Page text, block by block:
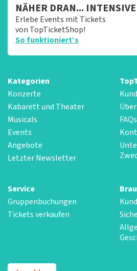
NÄHER DRAN...
Erlebe Events mit Tickets
von TopTicketShop!
So funktioniert‘s
Kategorien
Konzerte
Kabarett und Theater
Musicals
Events
Angebote
Letzter Newsletter
FAQs
Service
Gruppenbuchungen
Tickets verkaufen